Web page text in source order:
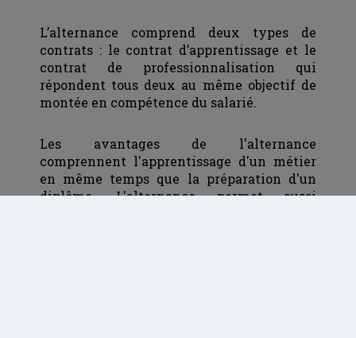
L’alternance comprend deux types de
contrats : le contrat d’apprentissage et le
contrat de professionnalisation qui
répondent tous deux au même objectif de
montée en compétence du salarié.
Les avantages de l'alternance
comprennent l'apprentissage d'un métier
en même temps que la préparation d'un
diplôme. L'alternance permet aussi